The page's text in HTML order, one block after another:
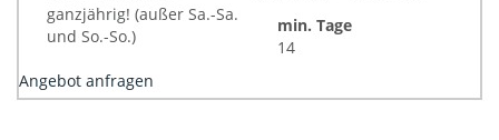
ganzjährig! (außer Sa.-Sa.
und So.-So.)
min. Tage
14
Angebot anfragen